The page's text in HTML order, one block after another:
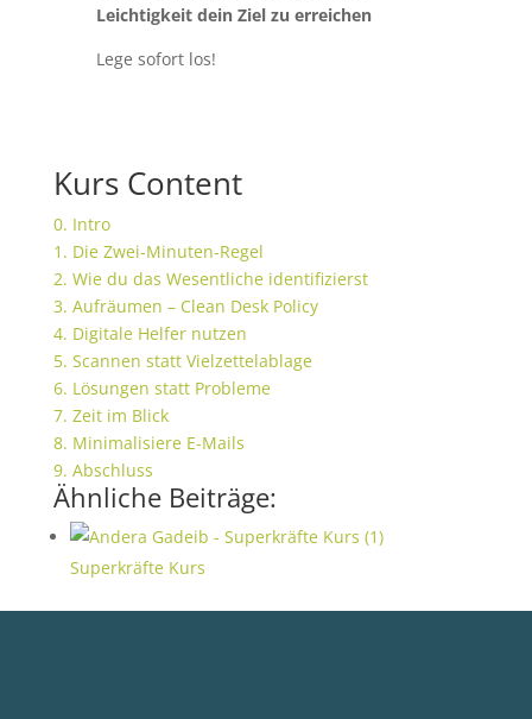
Leichtigkeit dein Ziel zu erreichen
Lege sofort los!
Kurs Content
0. Intro
1. Die Zwei-Minuten-Regel
2. Wie du das Wesentliche identifizierst
3. Aufräumen – Clean Desk Policy
4. Digitale Helfer nutzen
5. Scannen statt Vielzettelablage
6. Lösungen statt Probleme
7. Zeit im Blick
8. Minimalisiere E-Mails
9. Abschluss
Ähnliche Beiträge:
Superkräfte Kurs